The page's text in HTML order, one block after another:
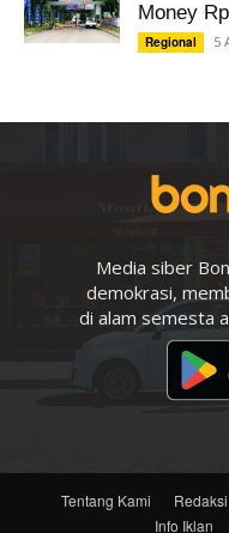
Money
Regional 5
Media siber
demokrasi,
di alam semesta
Tentang Kami Redaksi
Info Iklan